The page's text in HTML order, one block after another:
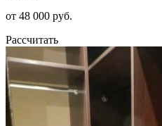
от 48 000 руб.
Рассчитать